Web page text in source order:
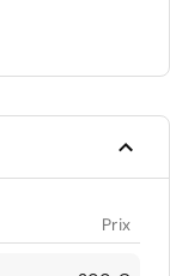
Prix